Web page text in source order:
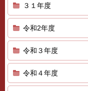
３１年度
令和2年度
令和３年度
令和４年度